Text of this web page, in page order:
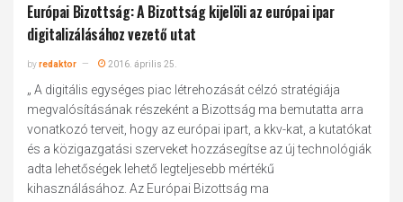
Európai Bizottság: A Bizottság kijelöli az európai ipar
digitalizálásához vezető utat
byredaktor 2016. április 25.
„ A digitális egységes piac létrehozását célzó stratégiája
megvalósításának részeként a Bizottság ma bemutatta arra
vonatkozó terveit, hogy az európai ipart, a kkv-kat, a kutatókat
és a közigazgatási szerveket hozzásegítse az új technológiák
adta lehetőségek lehető legteljesebb mértékű
kihasználásához. Az Európai Bizottság ma